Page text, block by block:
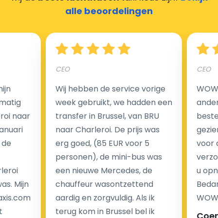
zorgen ervoor dat uw chauffeur deze krijgt.
Hoeveel kost een luchthaven taxi transfer?
Een van de meest aantrekkelijke voordelen van
luchthaventaxi's is een vast tarief voor uw rit. In
tegenstelling tot traditionele taxi's met taxameter
brengen wij u geen extra kosten in rekening voor de
We hebben geen ophaaltarief of extra kosten voor
wachttijd als uw vlucht vertraging heeft.
Kijk op onze website voor meer informatie over uw
alle beoordelingen
naar
Mijn
CEO
Wij hebben de service vorige
week gebruikt, we hadden een
transfer in Brussel, van BRU
naar Charleroi. De prijs was
erg goed, (85 EUR voor 5
personen), de mini-bus was
een nieuwe Mercedes, de
chauffeur wasontzettend
aardig en zorgvuldig. Als ik
terug kom in Brussel bel ik
CEO
voor
u